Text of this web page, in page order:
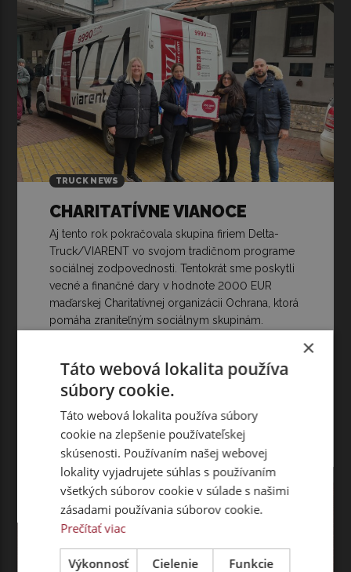
TRUCK NEWS
CHARITATÍVNE VIANOCE
Aj tento rok pokračovala skupina firiem Delta-
Truck/VIARENT vo svojom tradičnom programe
sociálnej zodpovednosti. Tentokrát sme poskytli
vecné a finančné dary v hodnote 2000 EUR
maďarskej Charitatívnej organizácii Ochrana, ktorá
pomáha zraniteľným sociálnym skupinám.
Čítať ďalej
×
Táto webová lokalita používa
súbory cookie.
Táto webová lokalita používa súbory
cookie na zlepšenie používateľskej
skúsenosti. Používaním našej webovej
lokality vyjadrujete súhlas s používaním
všetkých súborov cookie v súlade s našimi
zásadami používania súborov cookie.
Prečítať viac
Výkonnosť Cielenie Funkcie